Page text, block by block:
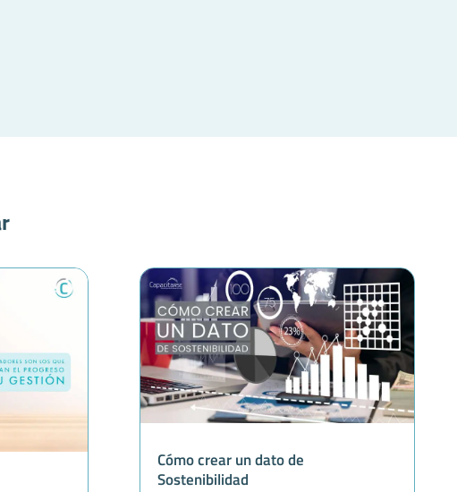
Cómo crear un dato de
Sostenibilidad